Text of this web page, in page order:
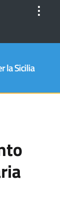
⋮
la Sicilia